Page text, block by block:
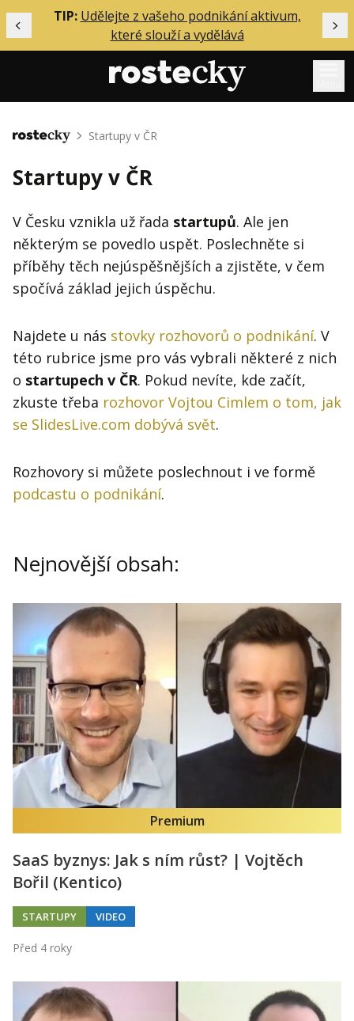
Předchozí
TIP: Udělejte z vašeho podnikání aktivum,
které slouží a vydělává
Mentoring
Solo
Akce
Inzerce
O mně
Přihlášení
Kontakt
Obchodní podmínky
Hledaná fráze
Domů Startupy v ČR
Startupy v ČR
V Česku vznikla už řada startupů. Ale jen
některým se povedlo uspět. Poslechněte si
příběhy těch nejúspěšnějších a zjistěte, v čem
spočívá základ jejich úspěchu.
Najdete u nás stovky rozhovorů o podnikání. V
této rubrice jsme pro vás vybrali některé z nich
o startupech v ČR. Pokud nevíte, kde začít,
zkuste třeba rozhovor Vojtou Cimlem o tom, jak
se SlidesLive.com dobývá svět.
Rozhovory si můžete poslechnout i ve formě
podcastu o podnikání.
Nejnovější obsah:
Premium
SaaS byznys: Jak s ním růst? | Vojtěch
Bořil (Kentico)
STARTUPY VIDEO
Před 4 roky